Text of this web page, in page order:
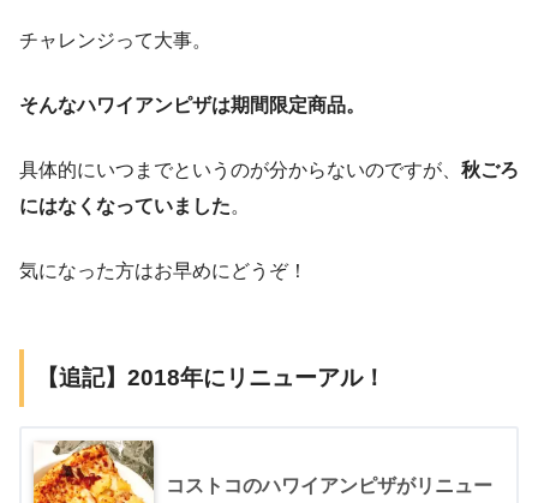
チャレンジって大事。
そんなハワイアンピザは期間限定商品。
具体的にいつまでというのが分からないのですが、 秋ごろ
にはなくなっていました。
気になった方はお早めにどうぞ！
【追記】2018年にリニューアル！
コストコのハワイアンピザがリニュー